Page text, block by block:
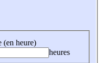
(en heure)
heures